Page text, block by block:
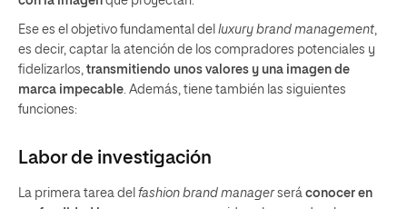
Ese es el objetivo fundamental del luxury brand management
es decir, captar la atención de los compradores potenciales y
fidelizarlos, transmitiendo unos valores y una imagen de
marca impecable . Además, tiene también las siguientes
funciones:
Labor de investigación
La primera tarea del fashion brand managerserá conocer en